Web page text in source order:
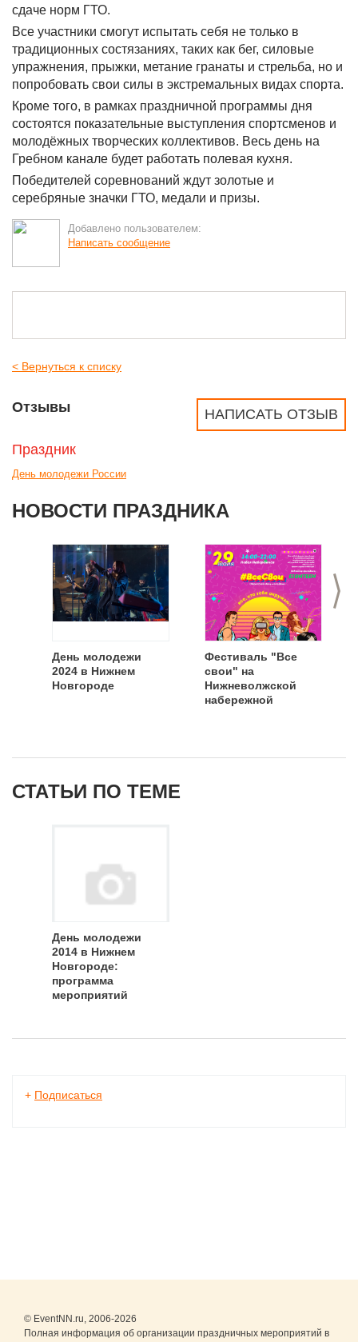
сдаче норм ГТО.
Все участники смогут испытать себя не только в
традиционных состязаниях, таких как бег, силовые
упражнения, прыжки, метание гранаты и стрельба, но и
попробовать свои силы в экстремальных видах спорта.
Кроме того, в рамках праздничной программы дня
состоятся показательные выступления спортсменов и
молодёжных творческих коллективов. Весь день на
Гребном канале будет работать полевая кухня.
Победителей соревнований ждут золотые и
серебряные значки ГТО, медали и призы.
Добавлено пользователем:
Написать сообщение
< Вернуться к списку
НАПИСАТЬ ОТЗЫВ
Отзывы
Праздник
День молодежи России
НОВОСТИ ПРАЗДНИКА
>
День молодежи
2024 в Нижнем
Новгороде
Фестиваль "Все
свои" на
Нижневолжской
набережной
СТАТЬИ ПО ТЕМЕ
День молодежи
2014 в Нижнем
Новгороде:
программа
мероприятий
+ Подписаться
© EventNN.ru, 2006-2026
Полная информация об организации праздничных мероприятий в